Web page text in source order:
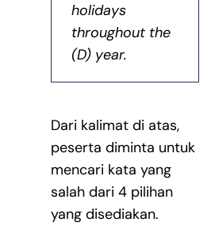
holidays
throughout the
(D) year.
Dari kalimat di atas,
peserta diminta untuk
mencari kata yang
salah dari 4 pilihan
yang disediakan.